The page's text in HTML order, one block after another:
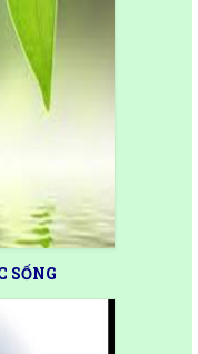
SỐNG